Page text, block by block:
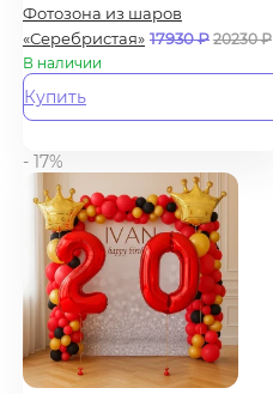
Фотозона из шаров
«Серебристая» 17930₽ 20230₽
В наличии
Купить
- 17%